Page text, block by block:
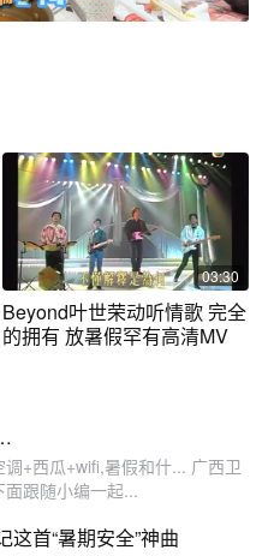
03:30
Beyond叶世荣动听情歌 完全
的拥有 放暑假罕有高清MV
+西瓜+wifi,暑假和什... 广西卫
跟随小编一起...
首“暑期安全”神曲